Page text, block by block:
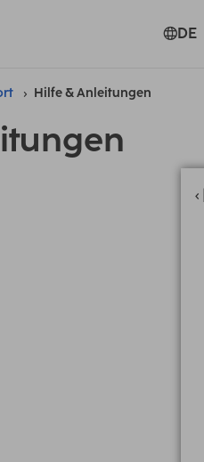
DE
Hilfe & Anleitungen